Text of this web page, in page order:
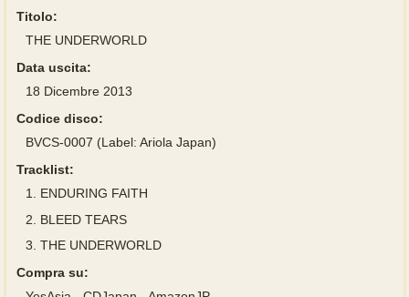
Titolo:
THE UNDERWORLD
Data uscita:
18 Dicembre 2013
Codice disco:
BVCS-0007 (Label: Ariola Japan)
Tracklist:
1.
ENDURING FAITH
2.
BLEED TEARS
3. THE UNDERWORLD
Compra su: